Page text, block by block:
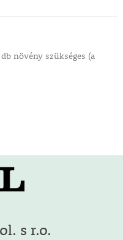
növény szükséges (a
s r.o.